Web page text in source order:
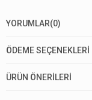
YORUMLAR(0)
ÖDEME SEÇENEKLERI
ÜRÜN ÖNERILERI